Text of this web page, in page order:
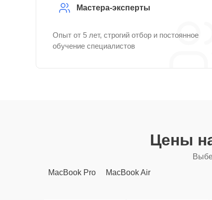
Мастера-эксперты
Опыт от 5 лет, строгий отбор и постоянное
обучение специалистов
Цены
MacBook Pro
MacBook Air